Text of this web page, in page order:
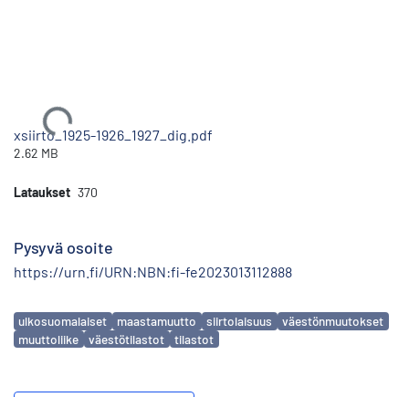
Ladataan...
xsiirto_1925-1926_1927_dig.pdf
2.62 MB
Lataukset 370
Pysyvä osoite
https://urn.fi/URN:NBN:fi-fe2023013112888
Avainsanat
ulkosuomalaiset maastamuutto siirtolaisuus
väestönmuutokset
muuttoliike
väestötilastot tilastot